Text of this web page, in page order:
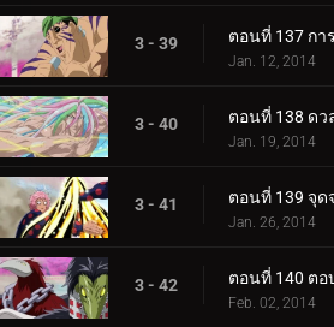
3 - 39
Jan. 12, 2014
3 - 40
Jan. 19, 2014
3 - 41
Jan. 26, 2014
3 - 42
Feb. 02, 2014